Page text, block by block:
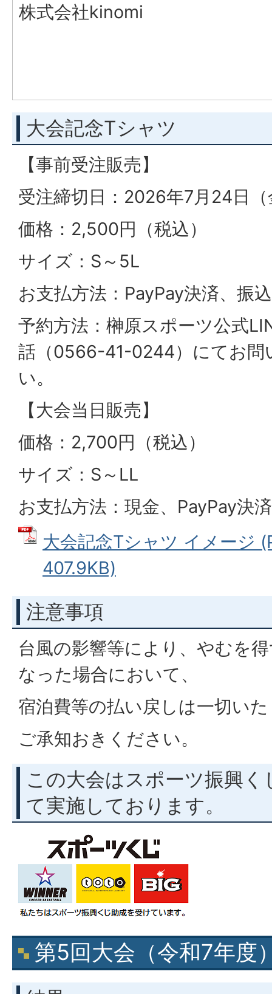
株式会社kinomi
大会記念Tシャツ
【事前受注販売】
受注締切日：2026年7月24日
価格：2,500円（税込）
サイズ：S～5L
お支払方法：PayPay決済、振込
予約方法：榊原スポーツ公式
話（0566-41-0244）にてお問
い。
【大会当日販売】
価格：2,700円（税込）
サイズ：S～LL
お支払方法：現金、PayPay決済
大会記念Tシャツ イメージ
407.9KB)
注意事項
台風の影響等により、やむを
なった場合において、
宿泊費等の払い戻しは一切い
ご承知おきください。
この大会はスポーツ振興く
て実施しております。
第5回大会（令和7年度